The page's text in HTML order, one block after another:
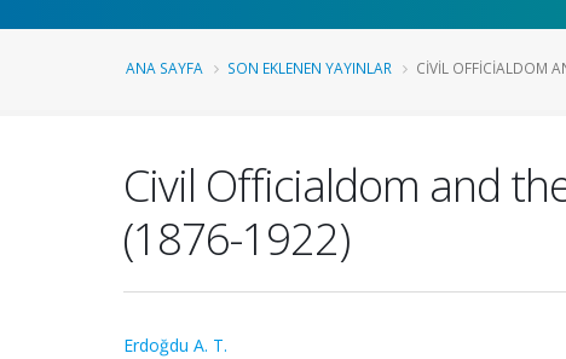
ANA SAYFA SON EKLENEN YAYINLAR CIVIL OFFICIALDOM
Civil Officialdom and
(1876-1922)
Erdoğdu A. T.